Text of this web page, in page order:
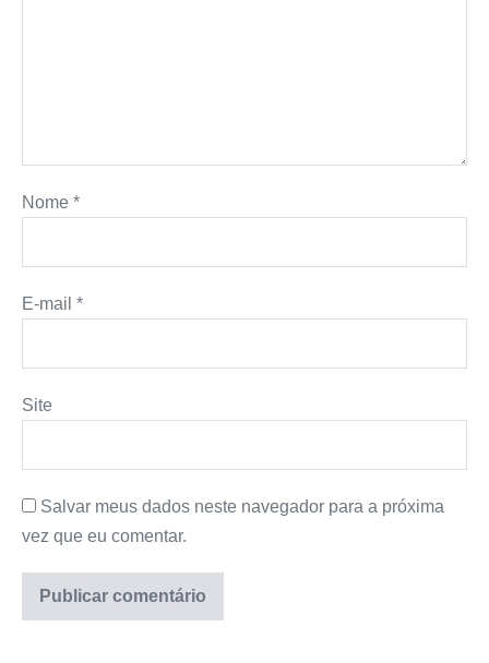
Nome *
E-mail *
Site
Salvar meus dados neste navegador para a próxima
vez que eu comentar.